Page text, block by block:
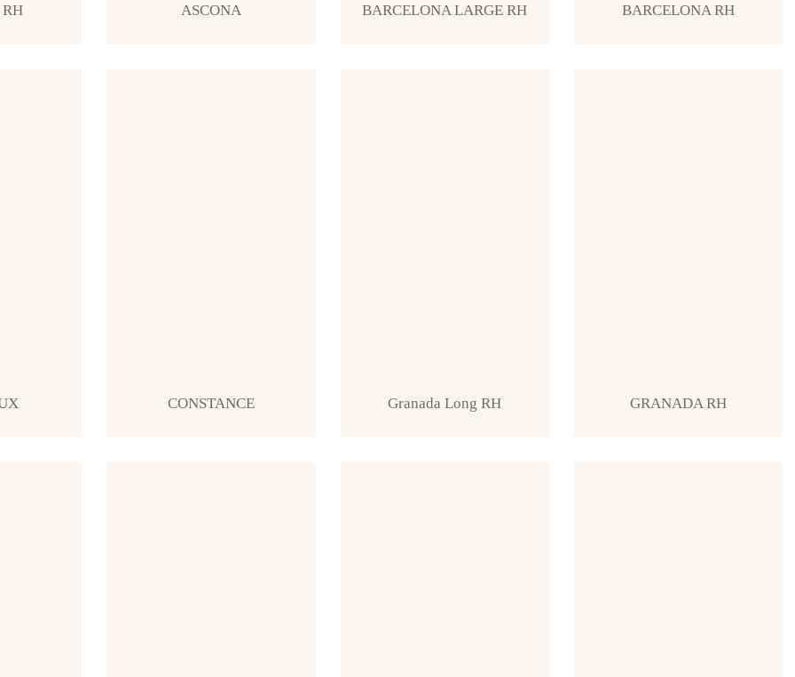
ASCONA BARCELONA LARGE RH BARCELONA RH
CONSTANCE Granada Long RH GRANADA RH